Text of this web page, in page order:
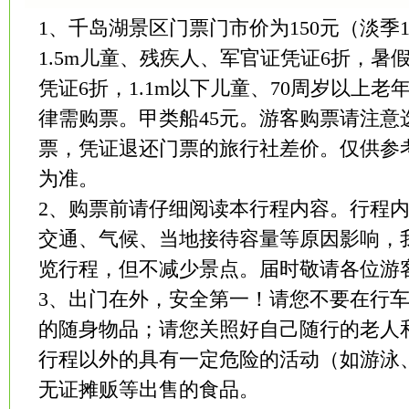
1、千岛湖景区门票门市价为150元（淡
1.5m儿童、残疾人、军官证凭证6折，暑
凭证6折，1.1m以下儿童、70周岁以上老
律需购票。甲类船45元。游客购票请注
票，凭证退还门票的旅行社差价。仅供
为准。
2、购票前请仔细阅读本行程内容。行程
交通、气候、当地接待容量等原因影响
览行程，但不减少景点。届时敬请各位游
3、出门在外，安全第一！请您不要在行
的随身物品；请您关照好自己随行的老
行程以外的具有一定危险的活动（如游
无证摊贩等出售的食品。